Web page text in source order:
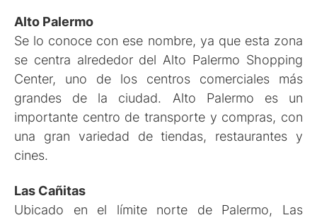
Alto Palermo
Se lo conoce con ese nombre, ya que esta zona
se centra alrededor del Alto Palermo Shopping
Center, uno de los centros comerciales más
grandes de la ciudad. Alto Palermo es un
importante centro de transporte y compras, con
una gran variedad de tiendas, restaurantes y
cines.
Las Cañitas
Ubicado en el límite norte de Palermo, Las